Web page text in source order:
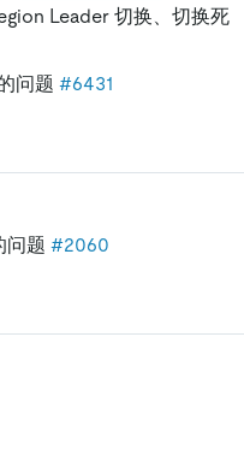
Leader 切换、切换死
问题 #6431
问题 #2060